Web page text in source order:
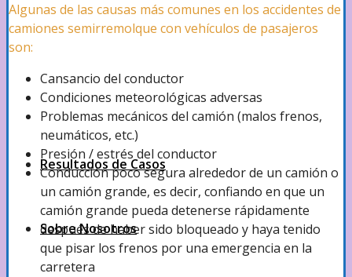
Protección por Lesiones Personales (PIP)
Ver más
Resultados de Casos
Sobre Nosotros
Algunas de las causas más comunes en los accidentes de
camiones semirremolque con vehículos de pasajeros
son:
Cansancio del conductor
Condiciones meteorológicas adversas
Problemas mecánicos del camión (malos frenos,
neumáticos, etc.)
Presión / estrés del conductor
Conducción poco segura alrededor de un camión o
un camión grande, es decir, confiando en que un
camión grande pueda detenerse rápidamente
después de haber sido bloqueado y haya tenido
que pisar los frenos por una emergencia en la
carretera